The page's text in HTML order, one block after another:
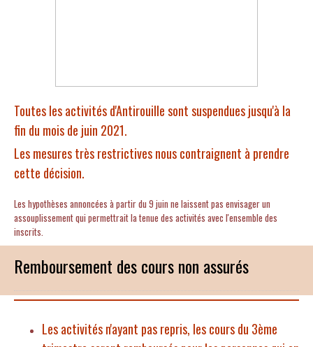
Toutes les activités d'Antirouille sont suspendues jusqu'à la
fin du mois de juin 2021.
Les mesures très restrictives nous contraignent à prendre
cette décision.
Les hypothèses annoncées à partir du 9 juin ne laissent pas envisager un
assouplissement qui permettrait la tenue des activités avec l'ensemble des
inscrits.
Remboursement des cours non assurés
Les activités n'ayant pas repris, les cours du 3ème